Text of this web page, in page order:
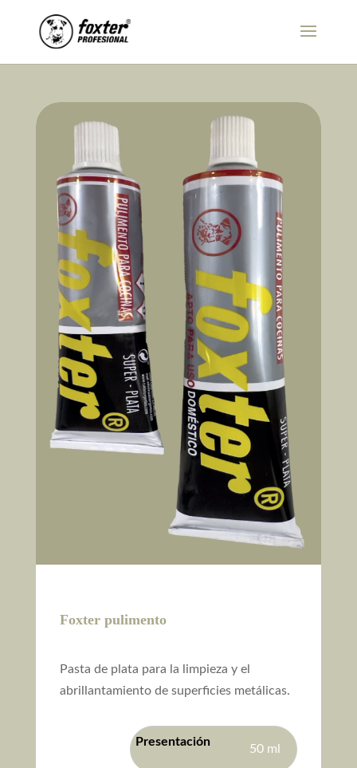
Foxter pulimento
Pasta de plata para la limpieza y el
abrillantamiento de superficies metálicas.
50 ml